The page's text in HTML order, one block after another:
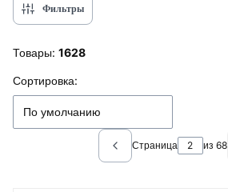
Фильтры
Товары: 1628
Список товаров
Сортировка:
По умолчанию
Previous products
Страница из 68